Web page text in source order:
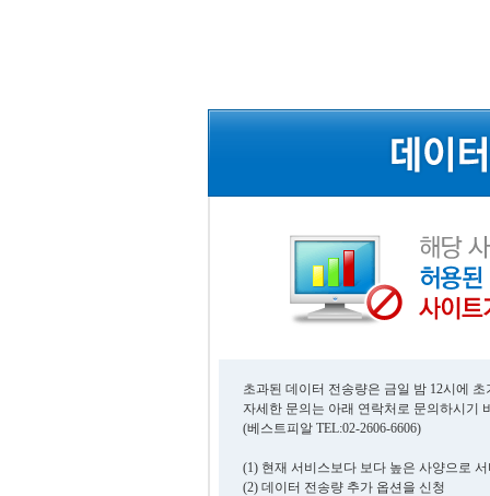
초과된 데이터 전송량은 금일 밤 12시에
자세한 문의는 아래 연락처로 문의하시기
(베스트피알 TEL:02-2606-6606)
(1) 현재 서비스보다 보다 높은 사양으로
(2) 데이터 전송량 추가 옵션을 신청